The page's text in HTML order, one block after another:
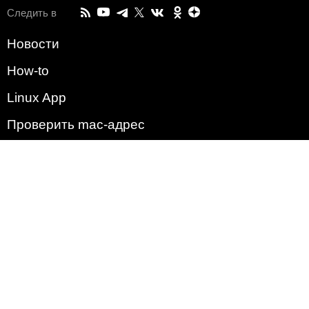
Следить в
Новости
How-to
Linux App
Проверить mac-адрес